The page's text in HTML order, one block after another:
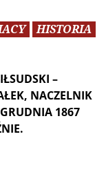
HISTORIA
–
NACZELNIK
1867